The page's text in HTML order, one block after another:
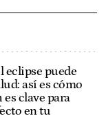
eclipse puede
así es cómo
clave para
en tu